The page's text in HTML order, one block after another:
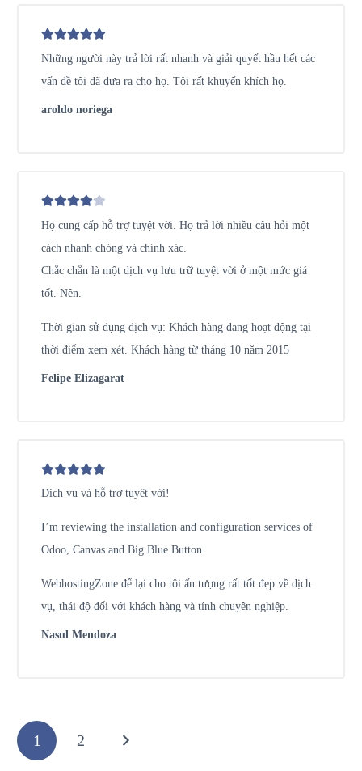
Những người này trả lời rất nhanh và giải quyết hầu hết các
vấn đề tôi đã đưa ra cho họ. Tôi rất khuyến khích họ.
aroldo noriega
Họ cung cấp hỗ trợ tuyệt vời. Họ trả lời nhiều câu hỏi một
cách nhanh chóng và chính xác.
Chắc chắn là một dịch vụ lưu trữ tuyệt vời ở một mức giá
tốt. Nên.
Thời gian sử dụng dịch vụ: Khách hàng đang hoạt động tại
thời điểm xem xét. Khách hàng từ tháng 10 năm 2015
Felipe Elizagarat
Dịch vụ và hỗ trợ tuyệt vời!
I’m reviewing the installation and configuration services of
Odoo, Canvas and Big Blue Button.
WebhostingZone để lại cho tôi ấn tượng rất tốt đẹp về dịch
vụ, thái độ đối với khách hàng và tính chuyên nghiệp.
Nasul Mendoza
1 2